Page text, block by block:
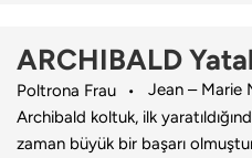
ARCHIBALD
Poltrona Frau Jean – Marie
Archibald koltuk, ilk
zaman büyük bir başarı